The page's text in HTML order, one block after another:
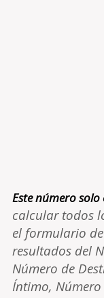
Este número
calcular todos
el formulario
resultados del
Número de
Íntimo,